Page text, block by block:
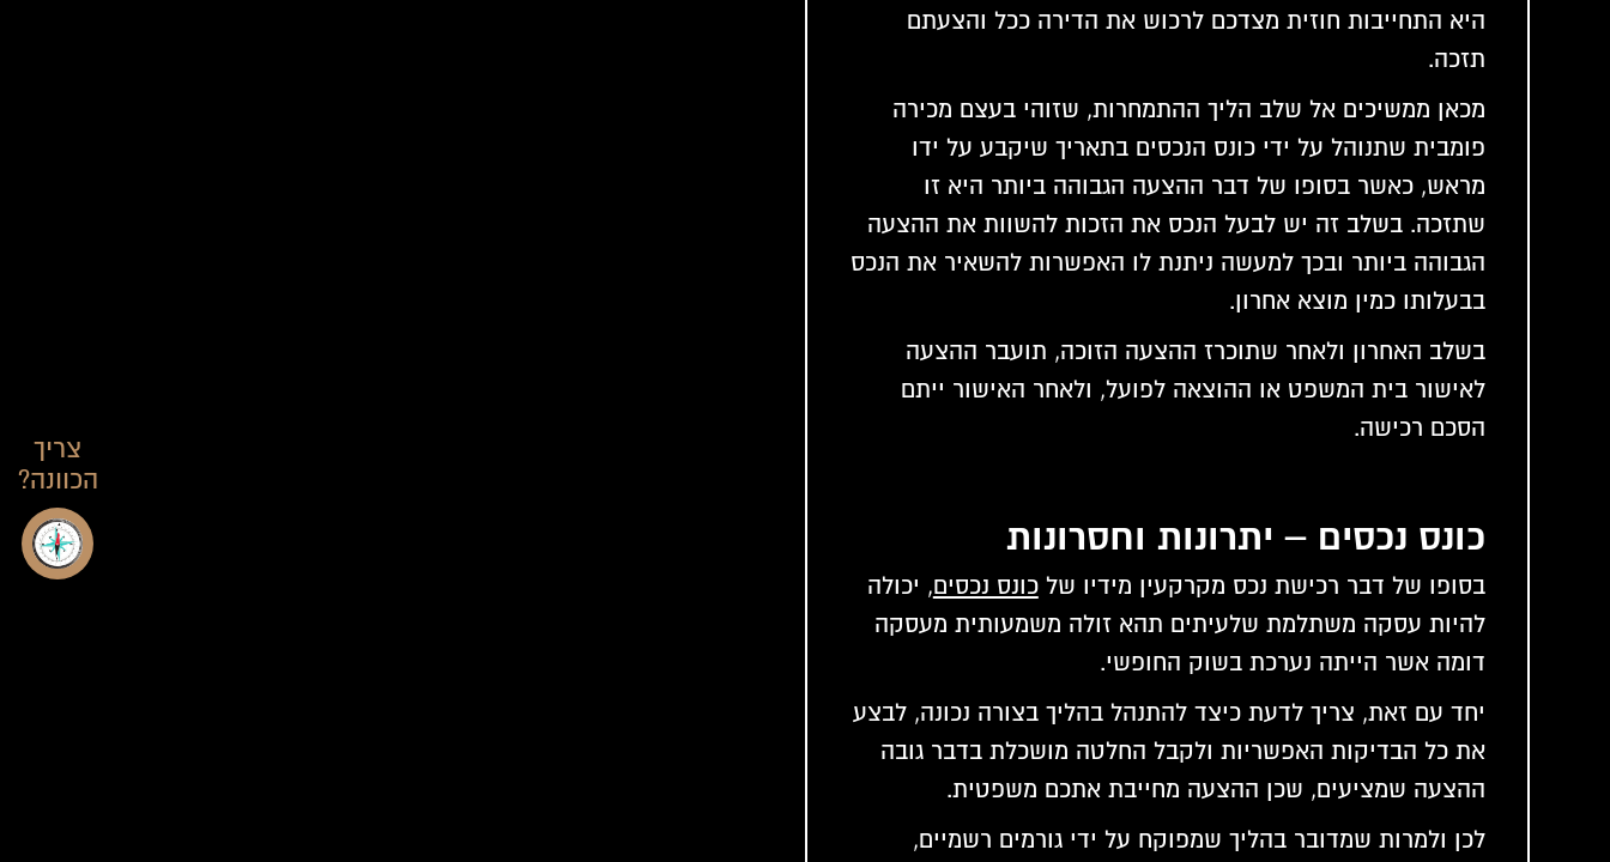
היא התחייבות חוזית מצדכם לרכוש את הדירה ככל והצעתם
תזכה.
מכאן ממשיכים אל שלב הליך ההתמחרות, שזוהי בעצם מכירה
פומבית שתנוהל על ידי כונס הנכסים בתאריך שיקבע על ידו
מראש, כאשר בסופו של דבר ההצעה הגבוהה ביותר היא זו
שתזכה. בשלב זה יש לבעל הנכס את הזכות להשוות את ההצעה
הגבוהה ביותר ובכך למעשה ניתנת לו האפשרות להשאיר את הנכס
בבעלותו כמין מוצא אחרון.
בשלב האחרון ולאחר שתוכרז ההצעה הזוכה, תועבר ההצעה
לאישור בית המשפט או ההוצאה לפועל, ולאחר האישור ייתם
הסכם רכישה.
כונס נכסים – יתרונות וחסרונות
בסופו של דבר רכישת נכס מקרקעין מידיו שלכונס נכסים, יכולה
להיות עסקה משתלמת שלעיתים תהא זולה משמעותית מעסקה
דומה אשר הייתה נערכת בשוק החופשי.
יחד עם זאת, צריך לדעת כיצד להתנהל בהליך בצורה נכונה, לבצע
את כל הבדיקות האפשריות ולקבל החלטה מושכלת בדבר גובה
ההצעה שמציעים, שכן ההצעה מחייבת אתכם משפטית.
לכן ולמרות שמדובר בהליך שמפוקח על ידי גורמים רשמיים,
צריך
הכוונה?